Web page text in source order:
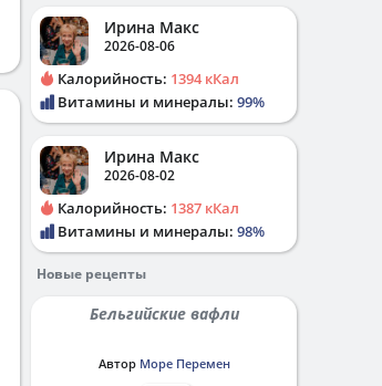
Ирина Макс
2026-08-06
Калорийность: 1394 кКал
Витамины и минералы: 99%
Ирина Макс
2026-08-02
Калорийность: 1387 кКал
Витамины и минералы: 98%
Новые рецепты
Бельгийские вафли
Автор Море Перемен